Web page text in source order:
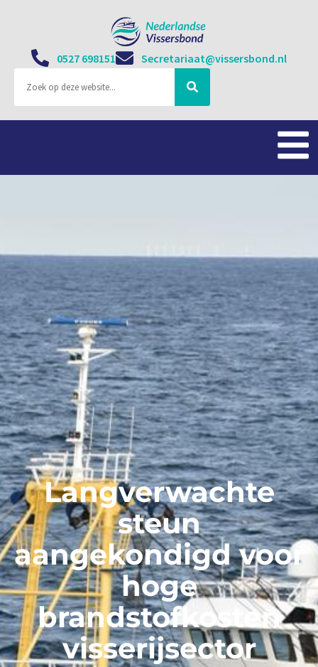
0527 698151 Secretariaat@vissersbond.nl
Langverwachte
steun
aangekondigd voor
hoge
brandstofkosten
visserijsector